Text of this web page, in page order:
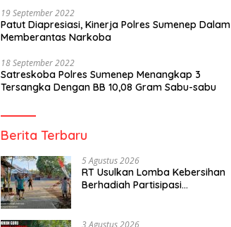
19 September 2022
Patut Diapresiasi, Kinerja Polres Sumenep Dalam
Memberantas Narkoba
18 September 2022
Satreskoba Polres Sumenep Menangkap 3
Tersangka Dengan BB 10,08 Gram Sabu-sabu
Berita Terbaru
5 Agustus 2026
RT Usulkan Lomba Kebersihan
Berhadiah Partisipasi